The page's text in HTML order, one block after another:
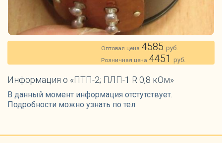
Оптовая цена 4585руб.
Розничная цена 4451руб.
Информация о «ПТП-2; ПЛП-1 R 0,8 кОм»
В данный момент информация отстутствует.
Подробности можно узнать по тел.